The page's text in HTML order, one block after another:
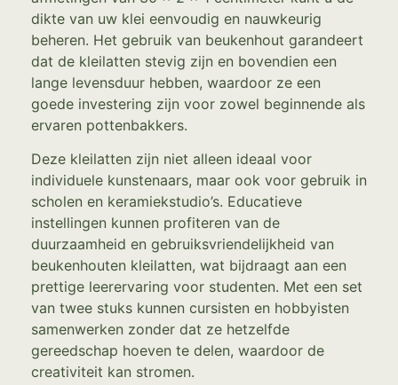
dikte van uw klei eenvoudig en nauwkeurig
beheren. Het gebruik van beukenhout garandeert
dat de kleilatten stevig zijn en bovendien een
lange levensduur hebben, waardoor ze een
goede investering zijn voor zowel beginnende als
ervaren pottenbakkers.
Deze kleilatten zijn niet alleen ideaal voor
individuele kunstenaars, maar ook voor gebruik in
scholen en keramiekstudio’s. Educatieve
instellingen kunnen profiteren van de
duurzaamheid en gebruiksvriendelijkheid van
beukenhouten kleilatten, wat bijdraagt aan een
prettige leerervaring voor studenten. Met een set
van twee stuks kunnen cursisten en hobbyisten
samenwerken zonder dat ze hetzelfde
gereedschap hoeven te delen, waardoor de
creativiteit kan stromen.